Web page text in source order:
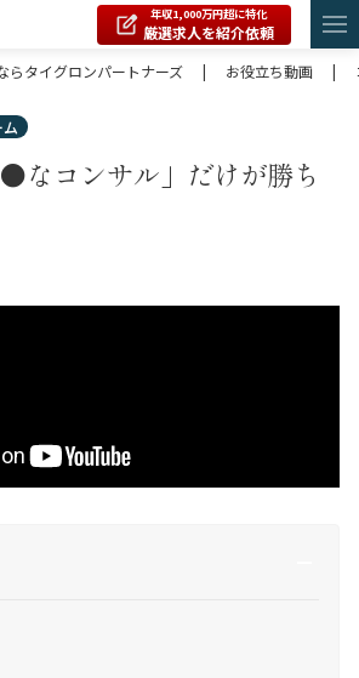
年収1,000万円超に特化
厳選求人を紹介依頼
らタイグロンパートナーズ
| お役立ち動画 |
コンサル」だけが勝ち